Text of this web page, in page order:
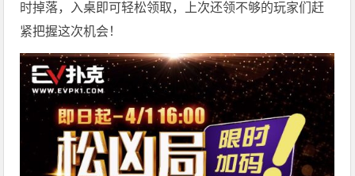
时掉落，入桌即可轻松领取，上次还领不够的玩家们赶
紧把握这次机会！